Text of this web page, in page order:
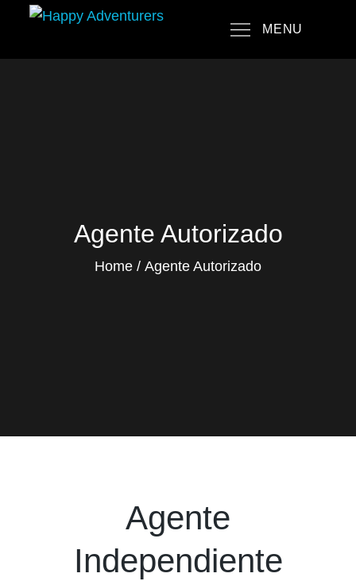
content
MENU
Agente Autorizado
Home Agente Autorizado
Agente
Independiente